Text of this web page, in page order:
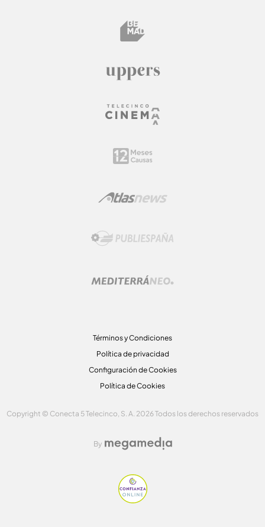
Términos y Condiciones
Política de privacidad
Configuración de Cookies
Política de Cookies
Copyright © Conecta 5 Telecinco, S. A. 2026 Todos los derechos reservados
By